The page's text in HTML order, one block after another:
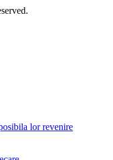
lor revenire